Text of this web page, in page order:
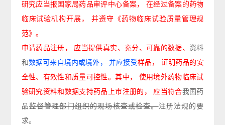
研究应当报国家局药品审评中心备案，
在经过备案的药物
临床试验机构开展，
并遵守《药物临床试验质量管理规
范》。
申请药品注册，
应当提供真实、充分、可靠的数据、资料
和数据可来自境内或境外， 并应接受样品，
证明药品的安
全性、有效性和质量可控性。其中，
使用境外药物临床试
验研究资料和数据支持药品上市注册的，
应当符合我国药
品监督管理部门组织的现场核查或检查。注册法规的要
求。